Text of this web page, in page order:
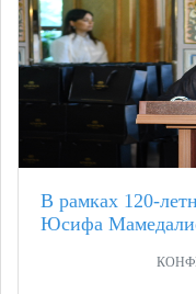
В рамках 120-
Юсифа